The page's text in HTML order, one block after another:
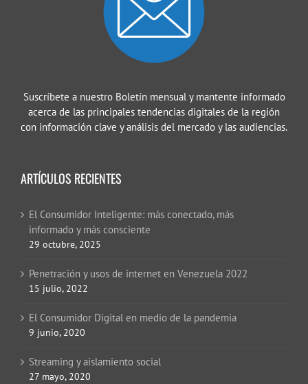
Suscríbete a nuestro Boletín mensual y mantente informado
acerca de las principales tendencias digitales de la región
con información clave y análisis del mercado y las audiencias.
ARTÍCULOS RECIENTES
El Consumidor Inteligente: más conectado, más
informado y más consciente
29 octubre, 2025
Penetración y usos de internet en Venezuela 2022
15 julio, 2022
El Consumidor Digital en medio de la pandemia
9 junio, 2020
Streaming y aislamiento social
27 mayo, 2020